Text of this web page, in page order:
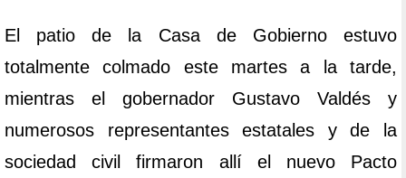
El patio de la Casa de Gobierno estuvo
totalmente colmado este martes a la tarde,
mientras el gobernador Gustavo Valdés y
numerosos representantes estatales y de la
sociedad civil firmaron allí el nuevo Pacto